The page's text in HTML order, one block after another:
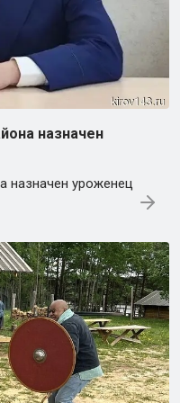
назначен
назначен уроженец